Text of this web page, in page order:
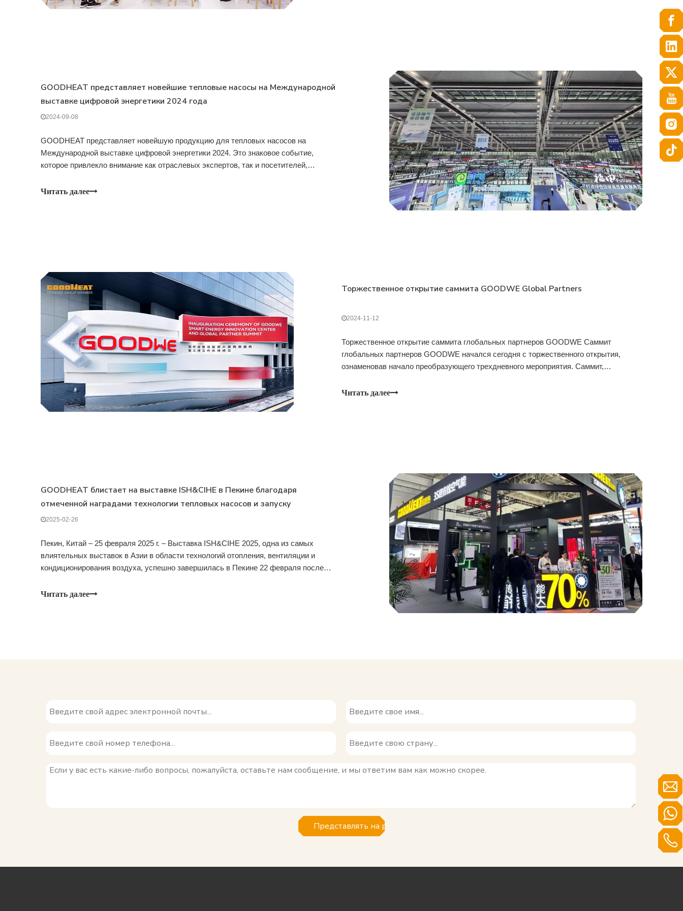
GOODHEAT представляет новейшие тепловые насосы на Международной
выставке цифровой энергетики 2024 года
2024-09-08
GOODHEAT представляет новейшую продукцию для тепловых насосов на
Международной выставке цифровой энергетики 2024. Это знаковое событие,
которое привлекло внимание как отраслевых экспертов, так и посетителей,
Международной выставке цифровой энергетики 2024. Компания ш.
Читать далее
Торжественное открытие саммита GOODWE Global Partners
2024-11-12
Торжественное открытие саммита глобальных партнеров GOODWE Саммит
глобальных партнеров GOODWE начался сегодня с торжественного открытия,
ознаменовав начало преобразующего трехдневного мероприятия. Саммит,
платформой для демонстрации
Читать далее
GOODHEAT блистает на выставке ISH&CIHE в Пекине благодаря
отмеченной наградами технологии тепловых насосов и запуску
инновационной продукции
2025-02-26
Пекин, Китай – 25 февраля 2025 г. – Выставка ISH&CIHE 2025, одна из самых
влиятельных выставок в Азии в области технологий отопления, вентиляции и
кондиционирования воздуха, успешно завершилась в Пекине 22 февраля после
Читать далее
Представлять на рассмотрение